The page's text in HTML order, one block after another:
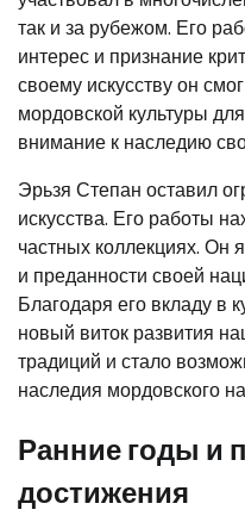
так и за рубежом. Его
интерес и признание
своему искусству он
мордовской культуры
внимание к наследию
Эрьзя Степан оставил
искусства. Его работы
частных коллекциях. Он
и преданности своей
Благодаря его вкладу в
новый виток развития
традиций и стало
наследия мордовского
Ранние годы и
достижения